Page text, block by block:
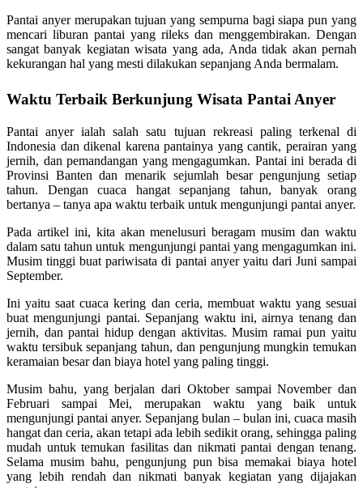
Pantai anyer merupakan tujuan yang sempurna bagi siapa pun yang
mencari liburan pantai yang rileks dan menggembirakan. Dengan
sangat banyak kegiatan wisata yang ada, Anda tidak akan pernah
kekurangan hal yang mesti dilakukan sepanjang Anda bermalam.
Waktu Terbaik Berkunjung Wisata Pantai Anyer
Pantai anyer ialah salah satu tujuan rekreasi paling terkenal di
Indonesia dan dikenal karena pantainya yang cantik, perairan yang
jernih, dan pemandangan yang mengagumkan. Pantai ini berada di
Provinsi Banten dan menarik sejumlah besar pengunjung setiap
tahun. Dengan cuaca hangat sepanjang tahun, banyak orang
bertanya – tanya apa waktu terbaik untuk mengunjungi pantai anyer.
Pada artikel ini, kita akan menelusuri beragam musim dan waktu
dalam satu tahun untuk mengunjungi pantai yang mengagumkan ini.
Musim tinggi buat pariwisata di pantai anyer yaitu dari Juni sampai
September.
Ini yaitu saat cuaca kering dan ceria, membuat waktu yang sesuai
buat mengunjungi pantai. Sepanjang waktu ini, airnya tenang dan
jernih, dan pantai hidup dengan aktivitas. Musim ramai pun yaitu
waktu tersibuk sepanjang tahun, dan pengunjung mungkin temukan
keramaian besar dan biaya hotel yang paling tinggi.
Musim bahu, yang berjalan dari Oktober sampai November dan
Februari sampai Mei, merupakan waktu yang baik untuk
mengunjungi pantai anyer. Sepanjang bulan – bulan ini, cuaca masih
hangat dan ceria, akan tetapi ada lebih sedikit orang, sehingga paling
mudah untuk temukan fasilitas dan nikmati pantai dengan tenang.
Selama musim bahu, pengunjung pun bisa memakai biaya hotel
yang lebih rendah dan nikmati banyak kegiatan yang dijajakan